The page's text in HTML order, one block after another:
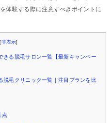
体験する際に注意すべきポイントに
[非表示]
きる脱毛サロン一覧【最新キャンペー
脱毛クリニック一覧｜注目プランを比
点